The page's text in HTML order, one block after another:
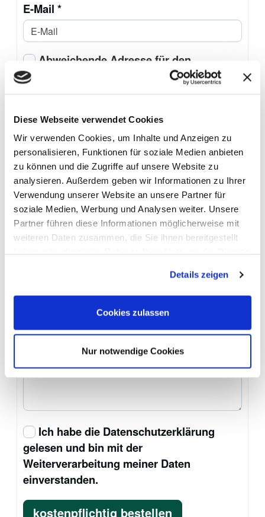
Diese Webseite verwendet Cookies
Wir verwenden Cookies, um Inhalte und Anzeigen zu
personalisieren, Funktionen für soziale Medien anbieten
zu können und die Zugriffe auf unsere Website zu
analysieren. Außerdem geben wir Informationen zu Ihrer
Verwendung unserer Website an unsere Partner für
soziale Medien, Werbung und Analysen weiter. Unsere
Partner führen diese Informationen möglicherweise mit
weiteren Daten zusammen, die Sie ihnen bereitgestellt
Details zeigen
Cookies zulassen
Nur notwendige Cookies
E-Mail *
Abweichende Adresse für den
BESTELLUNG
AnzahlSumme
40 Liter-Zusatzsack
(kostet je 10,00
Euro)
0,00Euro
80 Liter-Zusatzsack
(kostet je 15,00
Euro)
0,00Euro
Gesamtgebühr:
Ihre Nachricht an uns:
Ich habe die Datenschutzerklärung
gelesen und bin mit der
Weiterverarbeitung meiner Daten
einverstanden.